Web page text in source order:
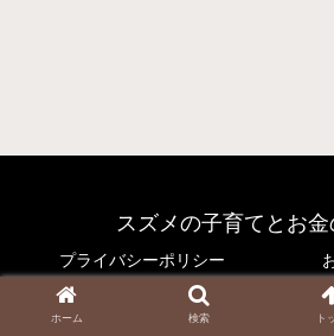
スズメの子育てとお
プライバシーポリシー
© 2021 スズメの子育てとお
ホーム 検索 ト